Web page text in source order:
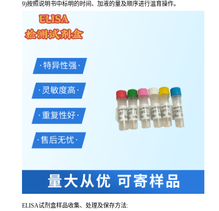
9)按照说明书中标明的时间、加液的量及顺序进行温育操作。
ELISA试剂盒样品收集、处理及保存方法: